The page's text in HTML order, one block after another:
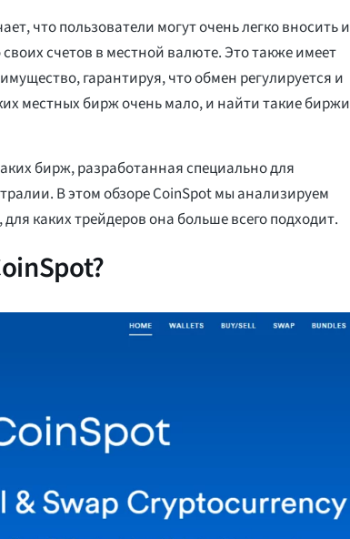
что пользователи могут очень легко вносить и
счетов в местной валюте. Это также имеет
гарантируя, что обмен регулируется и
местных бирж очень мало, и найти такие биржи
бирж, разработанная специально для
В этом обзоре CoinSpot мы анализируем
каких трейдеров она больше всего подходит.